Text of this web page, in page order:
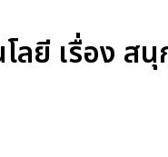
ลยี เรื่อง ส